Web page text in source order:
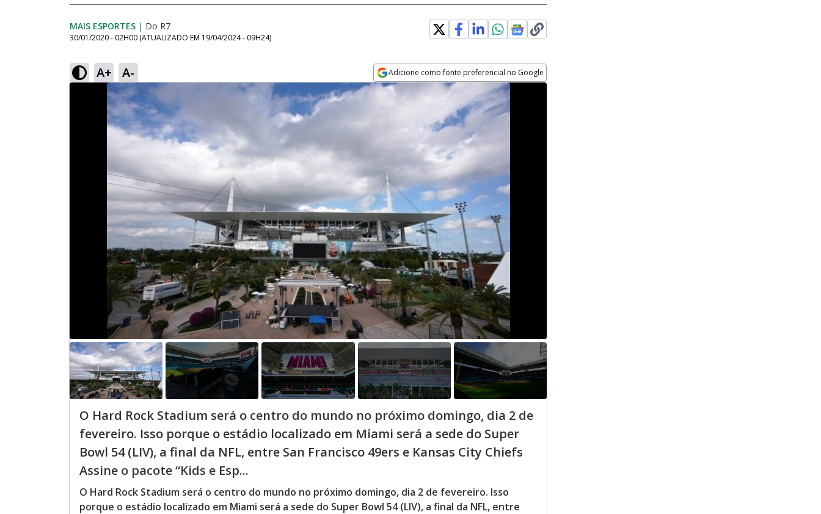
MAIS ESPORTES | Do R7
30/01/2020 - 02H00 (ATUALIZADO EM 19/04/2024 - 09H24)
A+ A- Adicione como fonte preferencial no Google
Opens in new window
O Hard Rock Stadium será o centro do mundo no próximo domingo, dia 2 de
fevereiro. Isso porque o estádio localizado em Miami será a sede do Super
Bowl 54 (LIV), a final da NFL, entre San Francisco 49ers e Kansas City Chiefs
Assine o pacote “Kids e Esp...
O Hard Rock Stadium será o centro do mundo no próximo domingo, dia 2 de fevereiro. Isso
porque o estádio localizado em Miami será a sede do Super Bowl 54 (LIV), a final da NFL, entre